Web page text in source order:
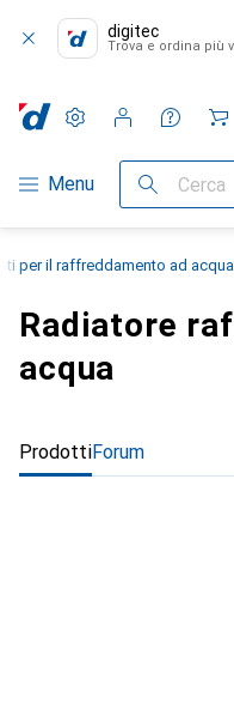
digitec
Trova e ordina più
Categoria Navigazione
Menu Cerca
Impostazioni
Conto cliente
Liste di confronto
Liste dei desideri
Carrello
per il raffreddamento ad acqua
Radiatore
acqua
ProdottiForum